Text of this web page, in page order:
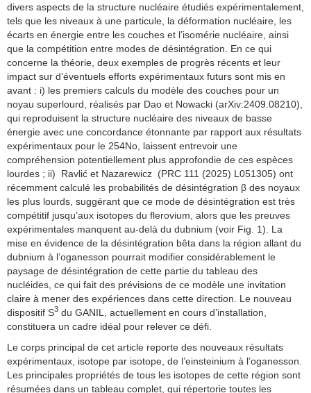
divers aspects de la structure nucléaire étudiés expérimentalement,
tels que les niveaux à une particule, la déformation nucléaire, les
écarts en énergie entre les couches et l’isomérie nucléaire, ainsi
que la compétition entre modes de désintégration. En ce qui
concerne la théorie, deux exemples de progrès récents et leur
impact sur d’éventuels efforts expérimentaux futurs sont mis en
avant : i) les premiers calculs du modèle des couches pour un
noyau superlourd, réalisés par Dao et Nowacki (arXiv:2409.08210),
qui reproduisent la structure nucléaire des niveaux de basse
énergie avec une concordance étonnante par rapport aux résultats
expérimentaux pour le 254No, laissent entrevoir une
compréhension potentiellement plus approfondie de ces espèces
lourdes ; ii) Ravlić et Nazarewicz (PRC 111 (2025) L051305) ont
récemment calculé les probabilités de désintégration β des noyaux
les plus lourds, suggérant que ce mode de désintégration est très
compétitif jusqu’aux isotopes du flerovium, alors que les preuves
expérimentales manquent au-delà du dubnium (voir Fig. 1). La
mise en évidence de la désintégration bêta dans la région allant du
dubnium à l’oganesson pourrait modifier considérablement le
paysage de désintégration de cette partie du tableau des
nucléides, ce qui fait des prévisions de ce modèle une invitation
claire à mener des expériences dans cette direction. Le nouveau
dispositif S3 du GANIL, actuellement en cours d’installation,
constituera un cadre idéal pour relever ce défi.
Le corps principal de cet article reporte des nouveaux résultats
expérimentaux, isotope par isotope, de l’einsteinium à l’oganesson.
Les principales propriétés de tous les isotopes de cette région sont
résumées dans un tableau complet, qui répertorie toutes les